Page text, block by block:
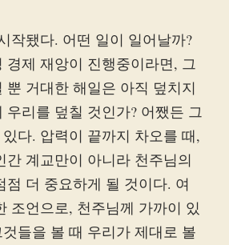
작됐다. 어떤 일이 일어날까?
경제 재앙이 진행중이라면, 그
뿐 거대한 해일은 아직 덮치지
우리를 덮칠 것인가? 어쨌든 그
다. 압력이 끝까지 차오를 때,
간 계교만이 아니라 천주님의
점 더 중요하게 될 것이다. 여
조언으로, 천주님께 가까이 있
들을 볼 때 우리가 제대로 볼